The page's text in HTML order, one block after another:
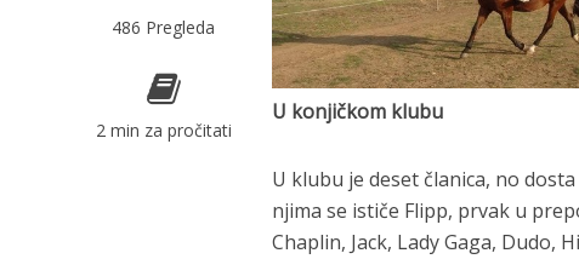
486 Pregleda
2 min za pročitati
U konjičkom klubu
U klubu je deset članica, no
njima se ističe Flipp, prvak u
Chaplin, Jack, Lady Gaga, Dudo,